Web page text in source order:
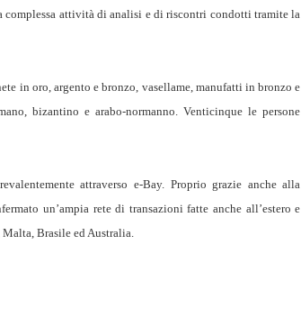
complessa attività di analisi e di riscontri condotti tramite la
in oro, argento e bronzo, vasellame, manufatti in bronzo e
bizantino e arabo-normanno. Venticinque le persone
attraverso e-Bay. Proprio grazie anche alla
un’ampia rete di transazioni fatte anche all’estero e
Brasile ed Australia.